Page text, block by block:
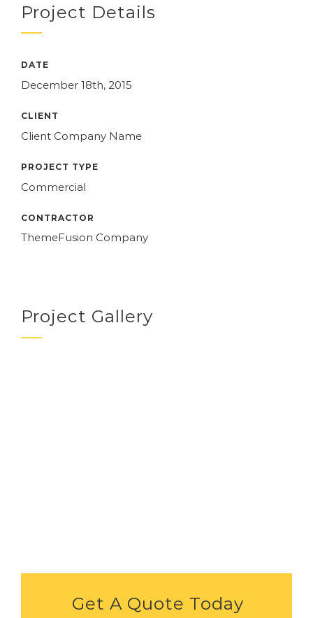
Project Details
DATE
December 18th, 2015
CLIENT
Client Company Name
PROJECT TYPE
Commercial
CONTRACTOR
ThemeFusion Company
Project Gallery
Get A Quote Today